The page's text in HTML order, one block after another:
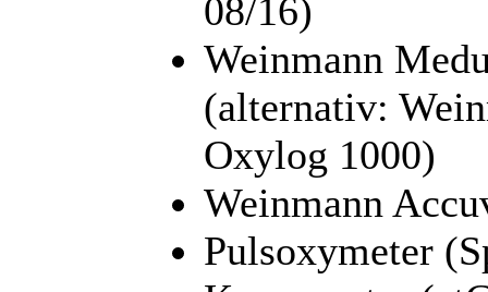
08/16)
Weinmann
(alternativ:
Oxylog 1000)
Weinmann
Pulsoxymeter